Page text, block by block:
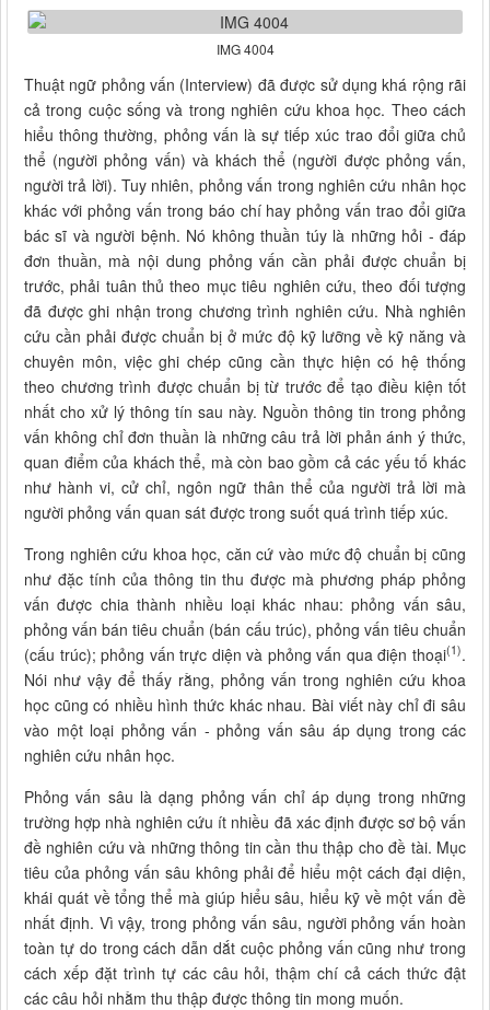
IMG 4004
Thuật ngữ phỏng vấn (Interview) đã được sử dụng khá rộng rãi
cả trong cuộc sống và trong nghiên cứu khoa học. Theo cách
hiểu thông thường, phỏng vấn là sự tiếp xúc trao đổi giữa chủ
thể (người phỏng vấn) và khách thể (người được phỏng vấn,
người trả lời). Tuy nhiên, phỏng vấn trong nghiên cứu nhân học
khác với phỏng vấn trong báo chí hay phỏng vấn trao đổi giữa
bác sĩ và người bệnh. Nó không thuần túy là những hỏi - đáp
đơn thuần, mà nội dung phỏng vấn cần phải được chuẩn bị
trước, phải tuân thủ theo mục tiêu nghiên cứu, theo đối tượng
đã được ghi nhận trong chương trình nghiên cứu. Nhà nghiên
cứu cần phải được chuẩn bị ở mức độ kỹ lưỡng về kỹ năng và
chuyên môn, việc ghi chép cũng cần thực hiện có hệ thống
theo chương trình được chuẩn bị từ trước để tạo điều kiện tốt
nhất cho xử lý thông tín sau này. Nguồn thông tin trong phỏng
vấn không chỉ đơn thuần là những câu trả lời phản ánh ý thức,
quan điểm của khách thể, mà còn bao gồm cả các yếu tố khác
như hành vi, cử chỉ, ngôn ngữ thân thể của người trả lời mà
người phỏng vấn quan sát được trong suốt quá trình tiếp xúc.
Trong nghiên cứu khoa học, căn cứ vào mức độ chuẩn bị cũng
như đặc tính của thông tin thu được mà phương pháp phỏng
vấn được chia thành nhiều loại khác nhau: phỏng vấn sâu,
phỏng vấn bán tiêu chuẩn (bán cấu trúc), phỏng vấn tiêu chuẩn
(cấu trúc); phỏng vấn trực diện và phỏng vấn qua điện thoại(1).
Nói như vậy để thấy rằng, phỏng vấn trong nghiên cứu khoa
học cũng có nhiều hình thức khác nhau. Bài viết này chỉ đi sâu
vào một loại phỏng vấn - phỏng vấn sâu áp dụng trong các
nghiên cứu nhân học.
Phỏng vấn sâu là dạng phỏng vấn chỉ áp dụng trong những
trường hợp nhà nghiên cứu ít nhiều đã xác định được sơ bộ vấn
đề nghiên cứu và những thông tin cần thu thập cho đề tài. Mục
tiêu của phỏng vấn sâu không phải để hiểu một cách đại diện,
khái quát về tổng thể mà giúp hiểu sâu, hiểu kỹ về một vấn đề
nhất định. Vì vậy, trong phỏng vấn sâu, người phỏng vấn hoàn
toàn tự do trong cách dẫn dắt cuộc phỏng vấn cũng như trong
cách xếp đặt trình tự các câu hỏi, thậm chí cả cách thức đật
các câu hỏi nhằm thu thập được thông tin mong muốn.